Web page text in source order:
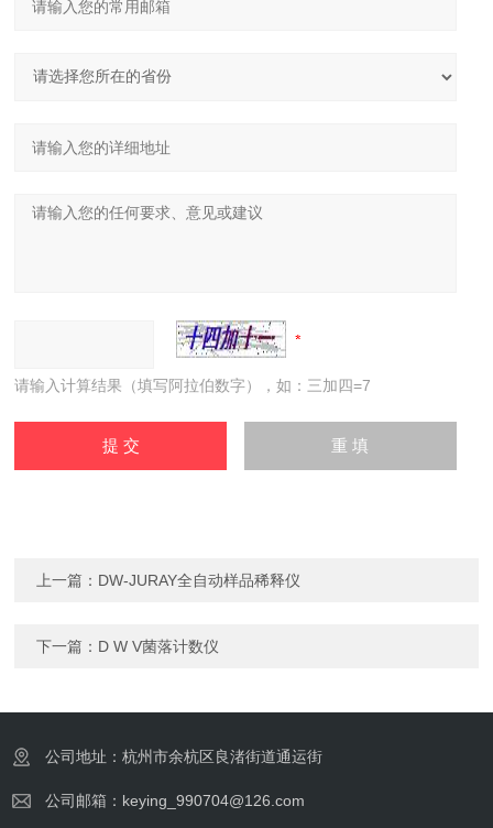
请输入计算结果（填写阿拉伯数字），如：三加四=7
上一篇： DW-JURAY全自动样品稀释仪
下一篇： D W V菌落计数仪
公司地址：杭州市余杭区良渚街道通运街
公司邮箱：keying_990704@126.com